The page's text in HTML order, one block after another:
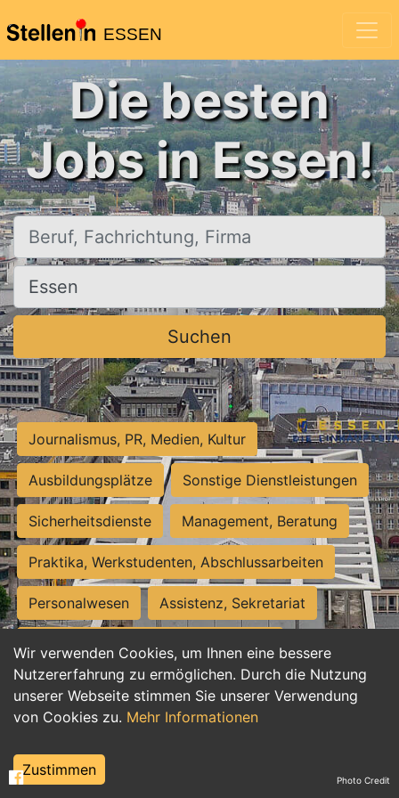
ESSEN
Wir verwenden Cookies, um Ihnen eine bessere
Nutzererfahrung zu ermöglichen. Durch die Nutzung
unserer Webseite stimmen Sie unserer Verwendung
von Cookies zu. Mehr Informationen
Zustimmen
Die besten
Jobs in Essen!
Beruf, Fachrichtung, Firma
Ort, Stadt
Suchen
Journalismus, PR, Medien, Kultur
Ausbildungsplätze Sonstige Dienstleistungen
Sicherheitsdienste Management, Beratung
Praktika, Werkstudenten, Abschlussarbeiten
Personalwesen Assistenz, Sekretariat
Hilfskräfte, Aushilfs- und Nebenjobs
Einkauf, Logistik, Materialwirtschaft
Weiterbildung, Studium, duale Ausbildung
Tourismus
Photo Credit